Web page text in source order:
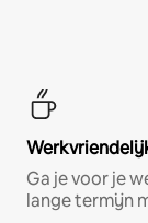
Ga je voor je
lange termijn